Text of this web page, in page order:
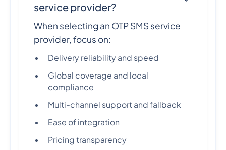
service provider?
When selecting an OTP SMS service
provider, focus on:
Delivery reliability and speed
Global coverage and local
compliance
Multi-channel support and fallback
Ease of integration
Pricing transparency